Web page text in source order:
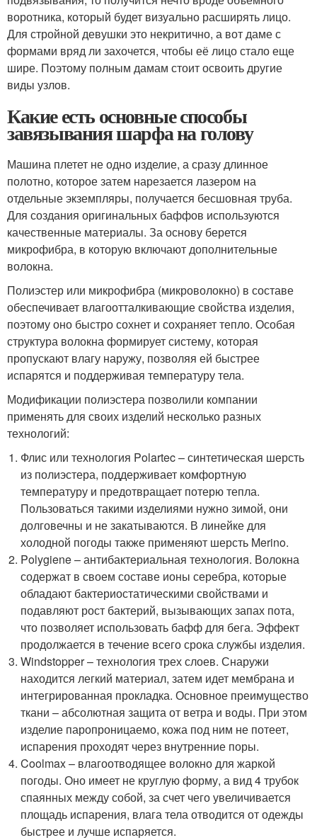
воротника, который будет визуально расширять лицо.
Для стройной девушки это некритично, а вот даме с
формами вряд ли захочется, чтобы её лицо стало еще
шире. Поэтому полным дамам стоит освоить другие
виды узлов.
Какие есть основные способы
завязывания шарфа на голову
Машина плетет не одно изделие, а сразу длинное
полотно, которое затем нарезается лазером на
отдельные экземпляры, получается бесшовная труба.
Для создания оригинальных баффов используются
качественные материалы. За основу берется
микрофибра, в которую включают дополнительные
волокна.
Полиэстер или микрофибра (микроволокно) в составе
обеспечивает влагоотталкивающие свойства изделия,
поэтому оно быстро сохнет и сохраняет тепло. Особая
структура волокна формирует систему, которая
пропускают влагу наружу, позволяя ей быстрее
испарятся и поддерживая температуру тела.
Модификации полиэстера позволили компании
применять для своих изделий несколько разных
технологий:
Флис или технология Polartec – синтетическая шерсть
из полиэстера, поддерживает комфортную
температуру и предотвращает потерю тепла.
Пользоваться такими изделиями нужно зимой, они
долговечны и не закатываются. В линейке для
холодной погоды также применяют шерсть Merino.
Polygiene – антибактериальная технология. Волокна
содержат в своем составе ионы серебра, которые
обладают бактериостатическими свойствами и
подавляют рост бактерий, вызывающих запах пота,
что позволяет использовать бафф для бега. Эффект
продолжается в течение всего срока службы изделия.
Windstopper – технология трех слоев. Снаружи
находится легкий материал, затем идет мембрана и
интегрированная прокладка. Основное преимущество
ткани – абсолютная защита от ветра и воды. При этом
изделие паропроницаемо, кожа под ним не потеет,
испарения проходят через внутренние поры.
Coolmax – влагоотводящее волокно для жаркой
погоды. Оно имеет не круглую форму, а вид 4 трубок
спаянных между собой, за счет чего увеличивается
площадь испарения, влага тела отводится от одежды
быстрее и лучше испаряется.